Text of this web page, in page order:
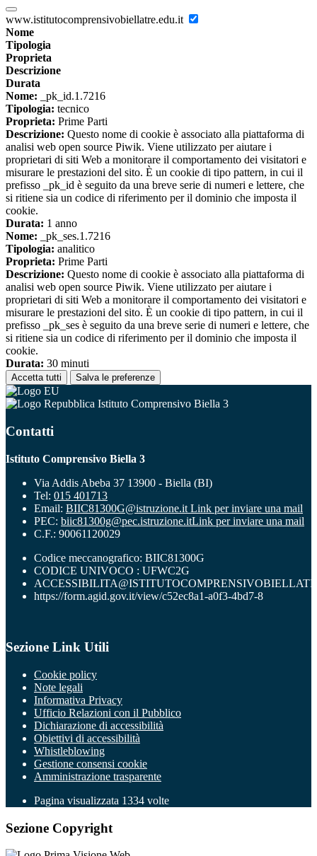
www.istitutocomprensivobiellatre.edu.it
Nome
Tipologia
Proprieta
Descrizione
Durata
Nome: _pk_id.1.7216
Tipologia: tecnico
Proprieta: Prime Parti
Descrizione: Questo nome di cookie è associato alla piattaforma di
analisi web open source Piwik. Viene utilizzato per aiutare i
proprietari di siti Web a monitorare il comportamento dei visitatori e
misurare le prestazioni del sito. È un cookie di tipo pattern, in cui il
prefisso _pk_id è seguito da una breve serie di numeri e lettere, che
si ritiene sia un codice di riferimento per il dominio che imposta il
cookie.
Durata: 1 anno
Nome: _pk_ses.1.7216
Tipologia: analitico
Proprieta: Prime Parti
Descrizione: Questo nome di cookie è associato alla piattaforma di
analisi web open source Piwik. Viene utilizzato per aiutare i
proprietari di siti Web a monitorare il comportamento dei visitatori e
misurare le prestazioni del sito. È un cookie di tipo pattern, in cui il
prefisso _pk_ses è seguito da una breve serie di numeri e lettere, che
si ritiene sia un codice di riferimento per il dominio che imposta il
cookie.
Durata: 30 minuti
Accetta tutti Salva le preferenze
Istituto Comprensivo Biella 3
Contatti
Istituto Comprensivo Biella 3
Via Addis Abeba 37 13900 - Biella (BI)
Tel: 015 401713
Email: BIIC81300G@istruzione.it Link per inviare una mail
PEC: biic81300g@pec.istruzione.itLink per inviare una mail
C.F.: 90061120029
Codice meccanografico: BIIC81300G
CODICE UNIVOCO : UFWC2G
https://form.agid.gov.it/view/c52ec8a1-a0f3-4bd7-8
Sezione Link Utili
Cookie policy
Note legali
Informativa Privacy
Ufficio Relazioni con il Pubblico
Dichiarazione di accessibilità
Obiettivi di accessibilità
Whistleblowing
Gestione consensi cookie
Amministrazione trasparente
Pagina visualizzata 1334 volte
Sezione Copyright